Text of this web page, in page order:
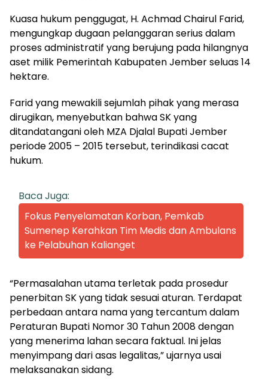
Kuasa hukum penggugat, H. Achmad Chairul Farid,
mengungkap dugaan pelanggaran serius dalam
proses administratif yang berujung pada hilangnya
aset milik Pemerintah Kabupaten Jember seluas 14
hektare.
Farid yang mewakili sejumlah pihak yang merasa
dirugikan, menyebutkan bahwa SK yang
ditandatangani oleh MZA Djalal Bupati Jember
periode 2005 – 2015 tersebut, terindikasi cacat
hukum.
Baca Juga:
Fokus Penyelamatan Korban, Pemkab
Sumenep Kerahkan Tim Medis dan Ambulans
ke Pelabuhan Kalianget
“Permasalahan utama terletak pada prosedur
penerbitan SK yang tidak sesuai aturan. Terdapat
perbedaan antara nama yang tercantum dalam
Peraturan Bupati Nomor 30 Tahun 2008 dengan
yang menerima lahan secara faktual. Ini jelas
menyimpang dari asas legalitas,” ujarnya usai
melaksanakan sidang.